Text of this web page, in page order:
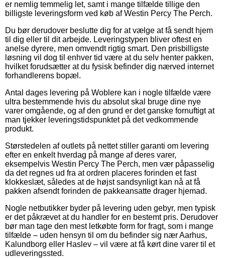
er nemlig temmelig let, samt i mange tilfælde tillige den
billigste leveringsform ved køb af Westin Percy The Perch.
Du bør derudover beslutte dig for at vælge at få sendt hjem
til dig eller til dit arbejde. Leveringstypen bliver oftest en
anelse dyrere, men omvendt rigtig smart. Den prisbilligste
løsning vil dog til enhver tid være at du selv henter pakken,
hvilket forudsætter at du fysisk befinder dig nærved internet
forhandlerens bopæl.
Antal dages levering på Woblere kan i nogle tilfælde være
ultra bestemmende hvis du absolut skal bruge dine nye
varer omgående, og af den grund er det ganske fornuftigt at
man tjekker leveringstidspunktet på det vedkommende
produkt.
Størstedelen af outlets på nettet stiller garanti om levering
efter en enkelt hverdag på mange af deres varer,
eksempelvis Westin Percy The Perch, men vær påpasselig
da det regnes ud fra at ordren placeres forinden et fast
klokkeslæt, således at de højst sandsynligt kan nå at få
pakken afsendt forinden de pakkeansatte drager hjemad.
Nogle netbutikker byder på levering uden gebyr, men typisk
er det påkrævet at du handler for en bestemt pris. Derudover
bør man tage den mest letkøbte form for fragt, som i mange
tilfælde – uden hensyn til om du befinder sig nær Aarhus,
Kalundborg eller Haslev – vil være at få kørt dine varer til et
udleveringssted.